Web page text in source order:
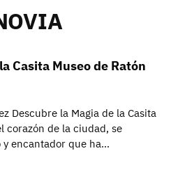
Casita Museo de Ratón
Descubre la Magia de la Casita
corazón de la ciudad, se
encantador que ha…